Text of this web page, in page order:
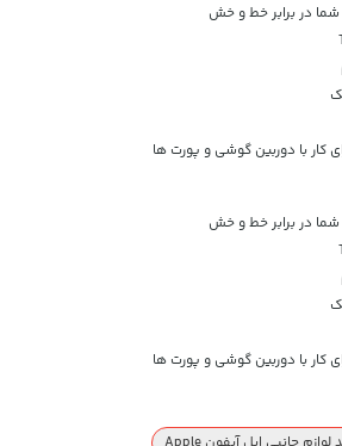
در برابر خط و خش
کار با دوربین گوشی و پورت ها
در برابر خط و خش
کار با دوربین گوشی و پورت ها